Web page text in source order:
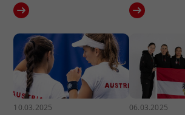
10.03.2025 06.03.2025